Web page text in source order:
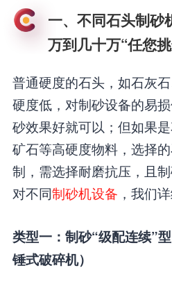
一、不同石头制砂
万到几十万“任您
普通硬度的石头，如石灰
硬度低，对制砂设备的易
砂效果好就可以；但如果
矿石等高硬度物料，选择
制，需选择耐磨抗压，且
对不同制砂机设备 ，我们
类型一：制砂“级配连续”
锤式破碎机）